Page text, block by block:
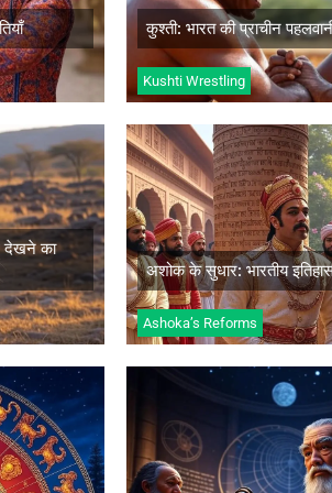
कुश्ती: भारत की प्राचीन
Kushti Wrestling
अधिक जानें
देखने का
अशोक के सुधार: भारतीय
Ashoka’s Reforms
अशोक के सुधार: भारतीय
स्वर्णिम अध्याय
अधिक जानें
प्राचीन ज्योतिष: विज्ञान और
संगम